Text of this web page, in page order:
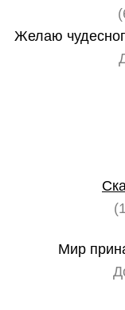
Желаю
Мир